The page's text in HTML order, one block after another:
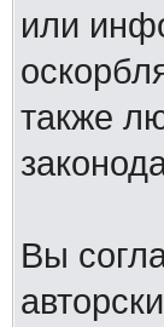
или
также
Вы